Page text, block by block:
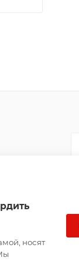
носят